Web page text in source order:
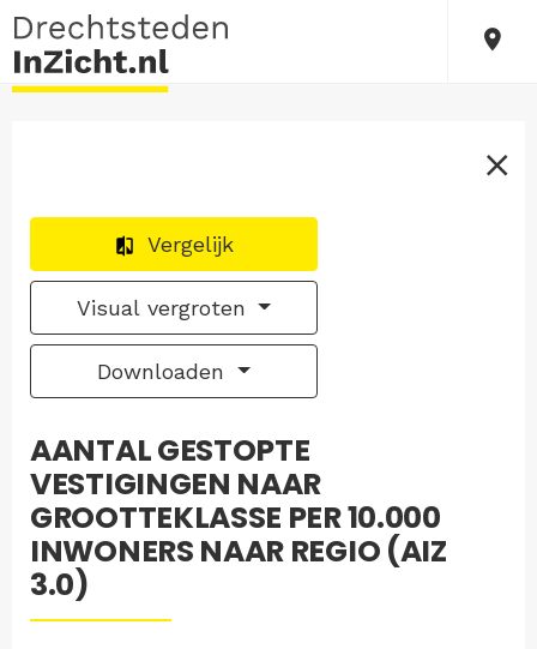
Vergelijk
Visual vergroten
Downloaden
AANTAL GESTOPTE
VESTIGINGEN NAAR
GROOTTEKLASSE PER 10.000
INWONERS NAAR REGIO (AIZ
3.0)